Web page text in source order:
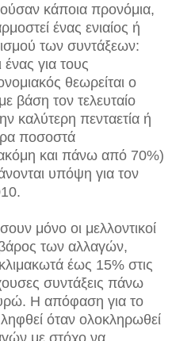
κάποια προνόμια,
ένας ενιαίος ή
των συντάξεων:
για τους
θεωρείται ο
βάση τον τελευταίο
καλύτερη πενταετία ή
ποσοστά
και πάνω από 70%)
υπόψη για τον
μόνο οι μελλοντικοί
των αλλαγών,
έως 15% στις
συντάξεις πάνω
Η απόφαση για το
όταν ολοκληρωθεί
με στόχο να